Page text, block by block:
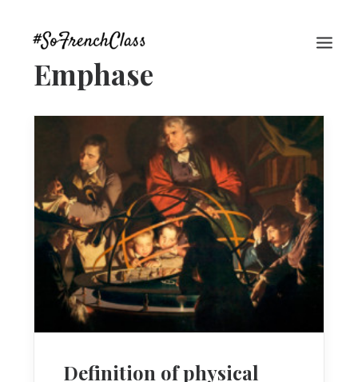
#SOFRENCHCLASS PRIVACY POLICY
Recherche
Emphase
Definition of physical